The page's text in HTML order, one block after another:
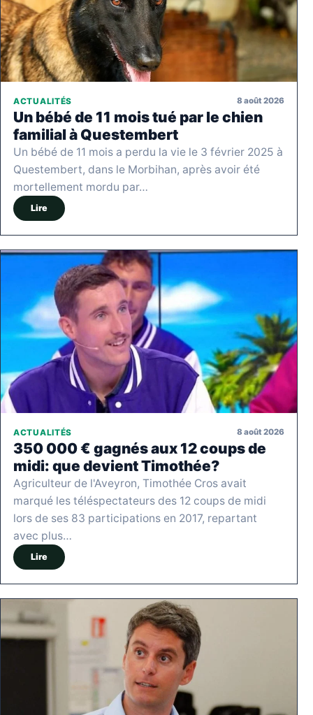
ACTUALITÉS 8 août 2026
Un bébé de 11 mois tué par le chien
familial à Questembert
Un bébé de 11 mois a perdu la vie le 3 février 2025 à
Questembert, dans le Morbihan, après avoir été
mortellement mordu par…
Lire
ACTUALITÉS 8 août 2026
350 000 € gagnés aux 12 coups de
midi: que devient Timothée?
Agriculteur de l'Aveyron, Timothée Cros avait
marqué les téléspectateurs des 12 coups de midi
lors de ses 83 participations en 2017, repartant
avec plus…
Lire